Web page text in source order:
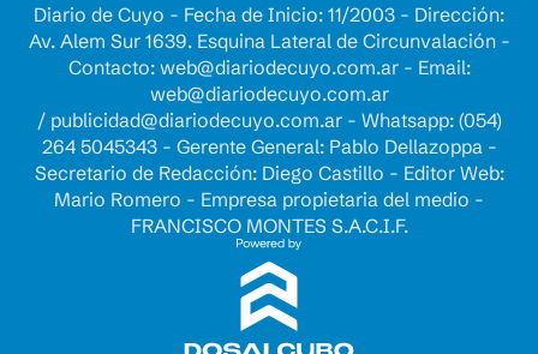
Diario de Cuyo - Fecha de Inicio: 11/2003 - Dirección:
Av. Alem Sur 1639. Esquina Lateral de Circunvalación -
Contacto: web@diariodecuyo.com.ar- Email:
web@diariodecuyo.com.ar
/ publicidad@diariodecuyo.com.ar- Whatsapp: (054)
264 5045343 - Gerente General: Pablo Dellazoppa -
Secretario de Redacción: Diego Castillo - Editor Web:
Mario Romero - Empresa propietaria del medio -
FRANCISCO MONTES S.A.C.I.F.